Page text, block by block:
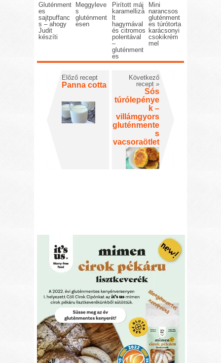
Gluténment
es
sajtpuffanc
s – ahogy
Judit
készíti
Meggyleve
s
gluténment
esen
Pirított máj
karamellizá
lt
hagymával
és citromos
polentával
–
gluténment
es
Mini
narancsos
gluténment
es túrótorta
karácsonyi
csokikrém
mel
Előző recept
Panna cotta
Következő
recept »
Sós
túrólepénye
k –
villámgyors
gluténmente
s
vacsoraötlet